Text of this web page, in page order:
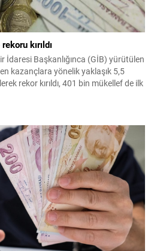
kırıldı
İdaresi Başkanlığınca (GİB) yürütülen
kazançlara yönelik yaklaşık 5,5
rekor kırıldı, 401 bin mükellef de ilk